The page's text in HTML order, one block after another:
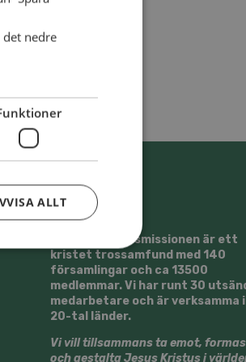
Svenska Alliansmissionen är ett
kristet trossamfund med 140
församlingar och ca 13500
medlemmar. Vi har runt 30
medarbetare och är verksamma
20-tal länder.
Vi vill tillsammans ta emot,
och gestalta Jesus Kristus i
nedre
ALLT